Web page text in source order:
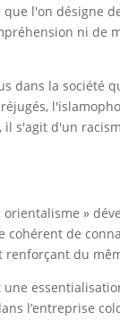
l'on désigne
ni de
dans la
s'agit d'un
orientalisme »
cohérent de
du
l’entreprise